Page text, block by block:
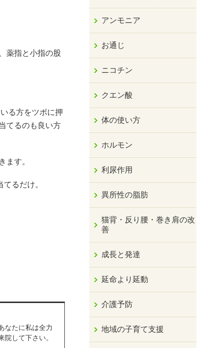
薬指と小指の股
る方をツボに押
てるのも良い方
ます。
るだけ。
なたに私は全力
して下さい。
アンモニア
お通じ
ニコチン
クエン酸
体の使い方
ホルモン
利尿作用
異所性の脂肪
猫背・反り腰・巻き肩の改
善
成長と発達
延命より延動
介護予防
地域の子育て支援